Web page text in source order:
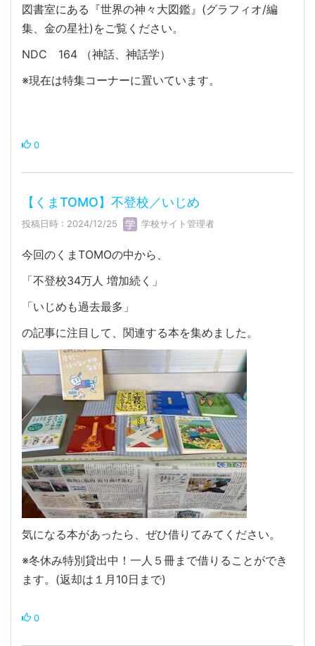
図書室にある『世界の神々大図鑑』(グラフィオ/編
集、金の星社)をご覧ください。
NDC 164 （神話、神話学）
※現在は特集コーナーに置いています。
0
【くまTOMO】不登校／いじめ
投稿日時 : 2024/12/25 学校サイト管理者
今回のくまTOMOの中から、
「不登校34万人 増加続く」
「いじめも過去最多」
の記事に注目して、関連する本を集めました。
気になる本があったら、ぜひ借りてみてください。
※冬休み特別貸出中！一人５冊まで借りることができ
ます。(返却は１月10日まで)
0